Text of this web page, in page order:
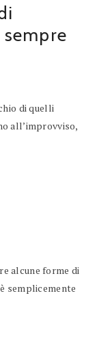
di quelli
all’improvviso,
alcune forme di
semplicemente